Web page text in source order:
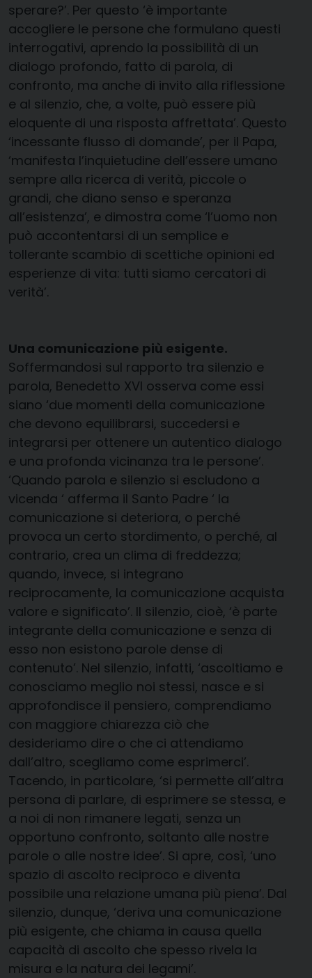
sperare?’. Per questo ‘è importante
accogliere le persone che formulano questi
interrogativi, aprendo la possibilità di un
dialogo profondo, fatto di parola, di
confronto, ma anche di invito alla riflessione
e al silenzio, che, a volte, può essere più
eloquente di una risposta affrettata’. Questo
‘incessante flusso di domande’, per il Papa,
‘manifesta l’inquietudine dell’essere umano
sempre alla ricerca di verità, piccole o
grandi, che diano senso e speranza
all’esistenza’, e dimostra come ‘l’uomo non
può accontentarsi di un semplice e
tollerante scambio di scettiche opinioni ed
esperienze di vita: tutti siamo cercatori di
verità’.
Una comunicazione più esigente.
Soffermandosi sul rapporto tra silenzio e
parola, Benedetto XVI osserva come essi
siano ‘due momenti della comunicazione
che devono equilibrarsi, succedersi e
integrarsi per ottenere un autentico dialogo
e una profonda vicinanza tra le persone’.
‘Quando parola e silenzio si escludono a
vicenda ‘ afferma il Santo Padre ‘ la
comunicazione si deteriora, o perché
provoca un certo stordimento, o perché, al
contrario, crea un clima di freddezza;
quando, invece, si integrano
reciprocamente, la comunicazione acquista
valore e significato’. Il silenzio, cioè, ‘è parte
integrante della comunicazione e senza di
esso non esistono parole dense di
contenuto’. Nel silenzio, infatti, ‘ascoltiamo e
conosciamo meglio noi stessi, nasce e si
approfondisce il pensiero, comprendiamo
con maggiore chiarezza ciò che
desideriamo dire o che ci attendiamo
dall’altro, scegliamo come esprimerci’.
Tacendo, in particolare, ‘si permette all’altra
persona di parlare, di esprimere se stessa, e
a noi di non rimanere legati, senza un
opportuno confronto, soltanto alle nostre
parole o alle nostre idee’. Si apre, così, ‘uno
spazio di ascolto reciproco e diventa
possibile una relazione umana più piena’. Dal
silenzio, dunque, ‘deriva una comunicazione
più esigente, che chiama in causa quella
capacità di ascolto che spesso rivela la
misura e la natura dei legami’.